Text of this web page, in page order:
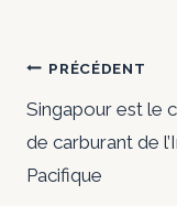
de
l’article
PRÉCÉDENT
Singapour est le
de carburant de
Pacifique